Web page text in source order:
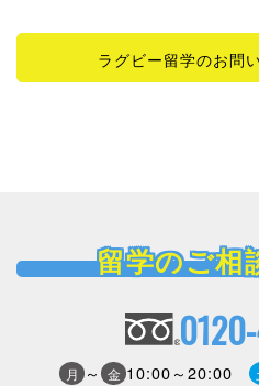
ラグビー留学のお問
留学のご相
月 ～ 金 10:00～20:00